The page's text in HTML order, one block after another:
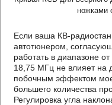
ножками
Если ваша КВ-
автотюнером,
работать в диапазоне
18,75 МГц не влияет на
побочным эффектом
большего количества
Регулировка угла